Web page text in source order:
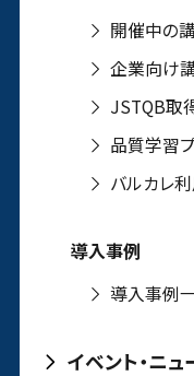
開催中の
企業向け
JSTQB取
品質学習
バルカレ
導入事例
導入事例
イベント・ニュ